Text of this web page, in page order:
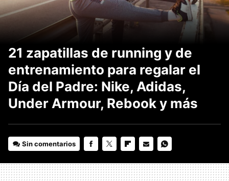
21 zapatillas de running y de
entrenamiento para regalar el
Día del Padre: Nike, Adidas,
Under Armour, Rebook y más
Sin comentarios
MAIL